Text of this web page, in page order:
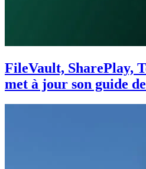
FileVault, SharePlay,
met à jour son guide